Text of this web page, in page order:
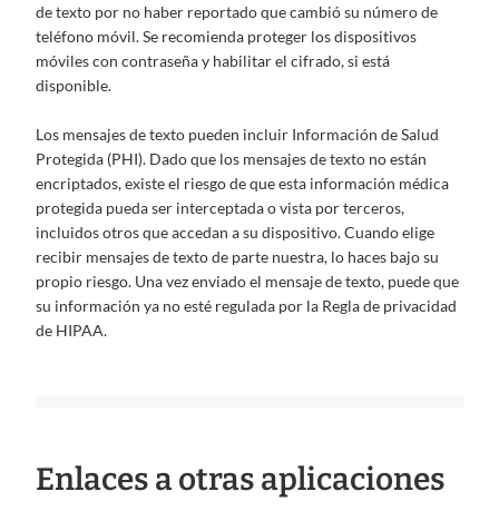
de texto por no haber reportado que cambió su número de
teléfono móvil. Se recomienda proteger los dispositivos
móviles con contraseña y habilitar el cifrado, si está
disponible.
Los mensajes de texto pueden incluir Información de Salud
Protegida (PHI). Dado que los mensajes de texto no están
encriptados, existe el riesgo de que esta información médica
protegida pueda ser interceptada o vista por terceros,
incluidos otros que accedan a su dispositivo. Cuando elige
recibir mensajes de texto de parte nuestra, lo haces bajo su
propio riesgo. Una vez enviado el mensaje de texto, puede que
su información ya no esté regulada por la Regla de privacidad
de HIPAA.
Enlaces a otras aplicaciones